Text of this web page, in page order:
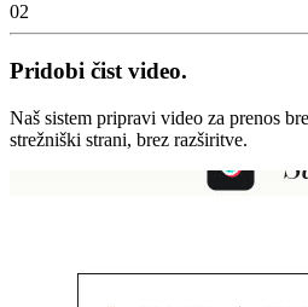
02
Pridobi čist video.
Naš sistem pripravi video za prenos
strežniški strani, brez razširitve.